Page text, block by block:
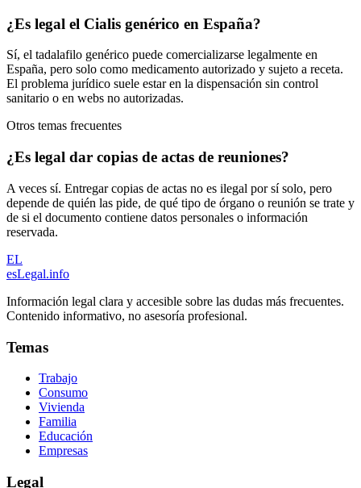
¿Es legal el Cialis genérico en España?
Sí, el tadalafilo genérico puede comercializarse legalmente en
España, pero solo como medicamento autorizado y sujeto a receta.
El problema jurídico suele estar en la dispensación sin control
sanitario o en webs no autorizadas.
Otros temas frecuentes
¿Es legal dar copias de actas de reuniones?
A veces sí. Entregar copias de actas no es ilegal por sí solo, pero
depende de quién las pide, de qué tipo de órgano o reunión se trate y
de si el documento contiene datos personales o información
reservada.
EL
esLegal.info
Información legal clara y accesible sobre las dudas más frecuentes.
Contenido informativo, no asesoría profesional.
Temas
Trabajo
Consumo
Vivienda
Familia
Educación
Empresas
Legal